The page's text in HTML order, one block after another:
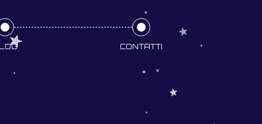
CONTATTI